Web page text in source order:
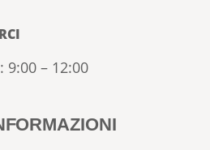
– 12:00